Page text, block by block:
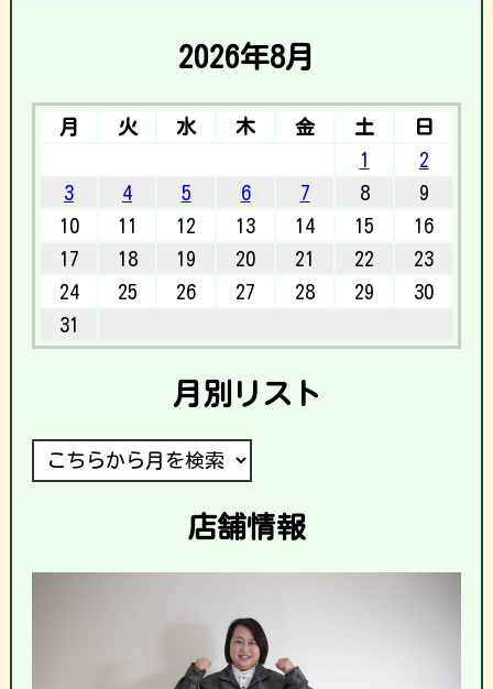
2026年8月
月 火 水 木 金 土
日
1
2
3
4 5 6 7 8
9
10
11 12 13 14 15
16
17
18 19 20 21 22
23
24
25 26 27 28 29
30
31
月別リスト
店舗情報